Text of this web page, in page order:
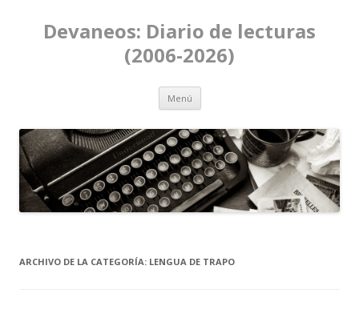
Devaneos: Diario de lecturas
(2006-2026)
Menú Ir al contenido
ARCHIVO DE LA CATEGORÍA: LENGUA DE TRAPO